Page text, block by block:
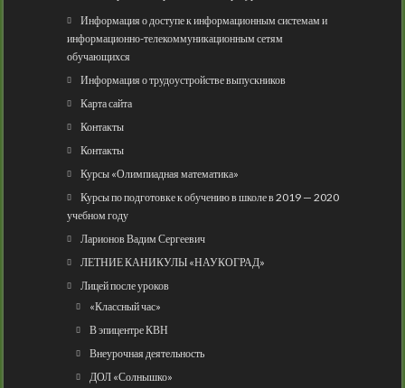
Информация о доступе к информационным системам и
информационно-телекоммуникационным сетям
обучающихся
Информация о трудоустройстве выпускников
Карта сайта
Контакты
Контакты
Курсы «Олимпиадная математика»
Курсы по подготовке к обучению в школе в 2019 — 2020
учебном году
Ларионов Вадим Сергеевич
ЛЕТНИЕ КАНИКУЛЫ «НАУКОГРАД»
Лицей после уроков
«Классный час»
В эпицентре КВН
Внеурочная деятельность
ДОЛ «Солнышко»